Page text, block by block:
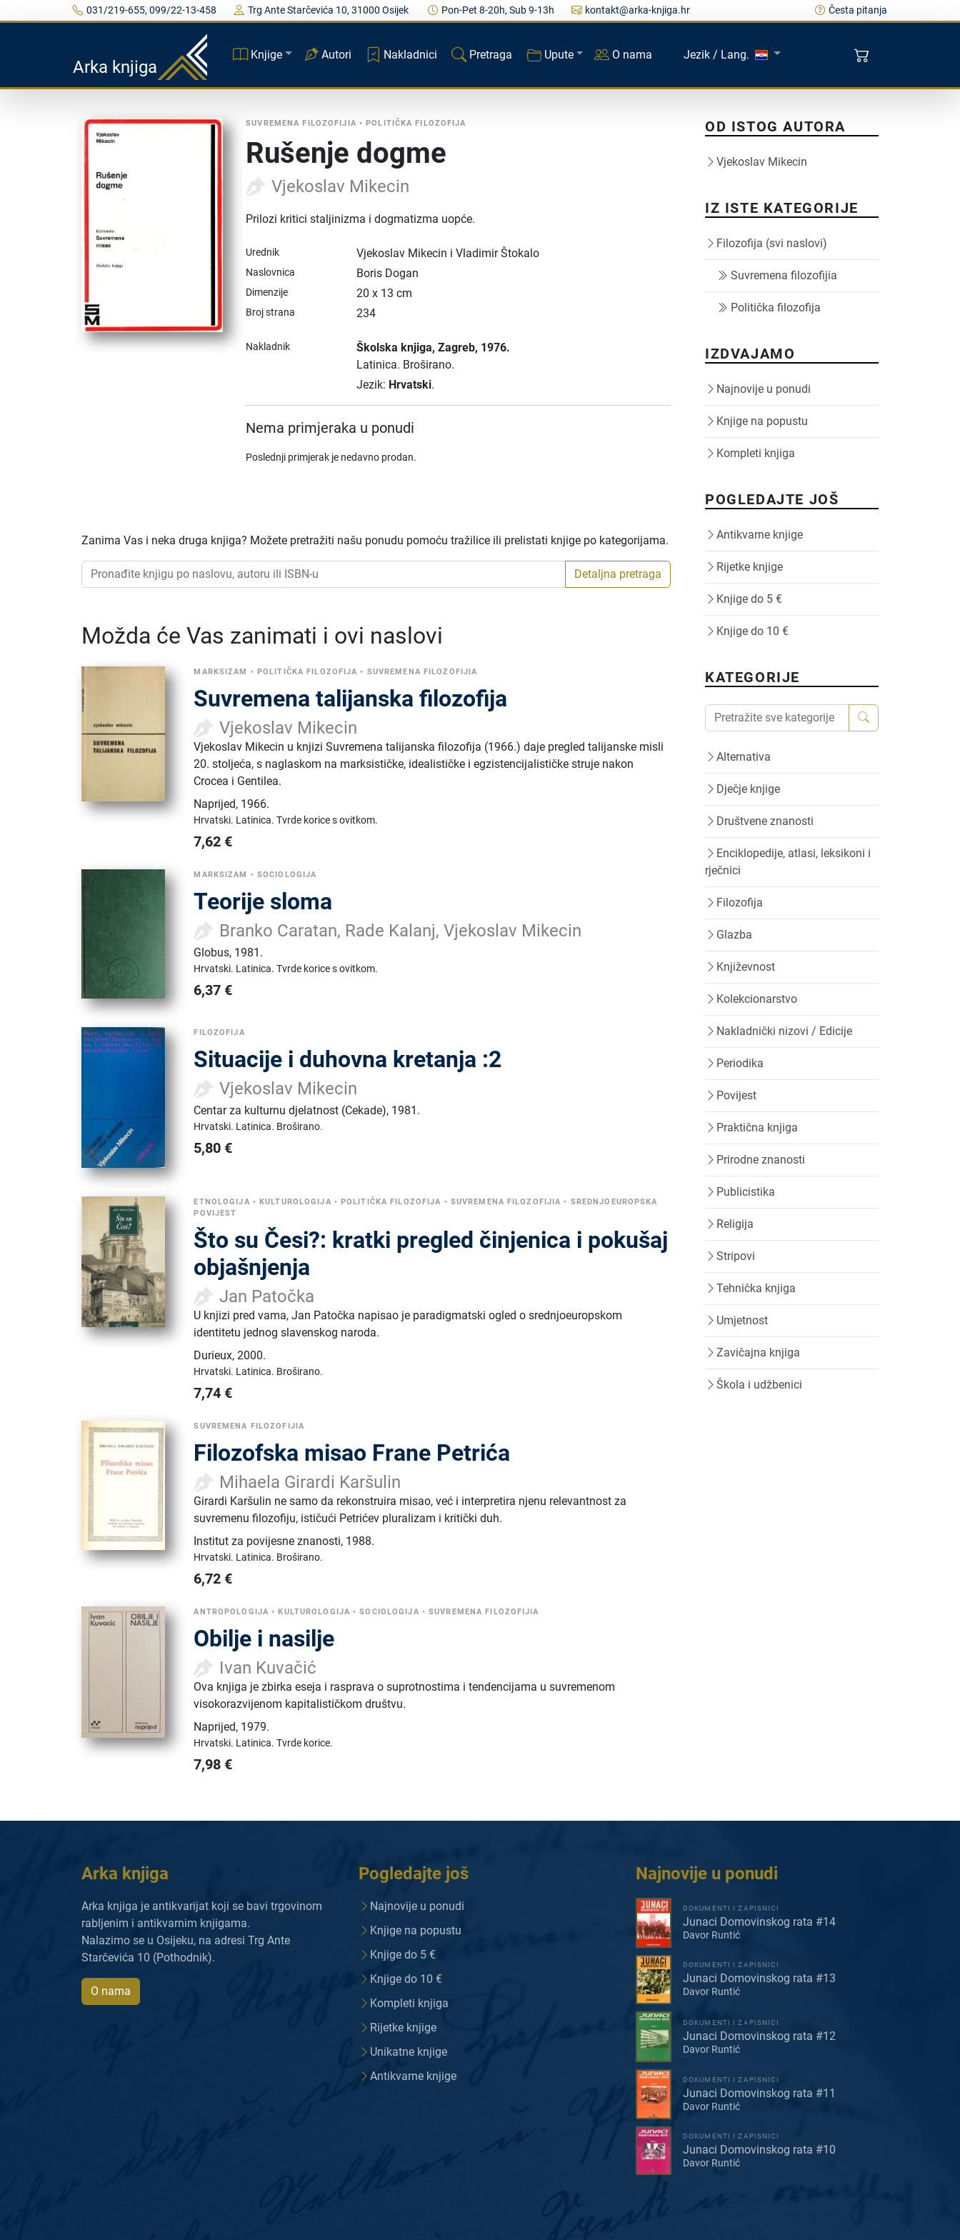
031/219-655, 099/22-13-458 Trg Ante Starčevića 10, 31000 Osijek Pon-Pet 8-20h, Sub 9-13h kontakt@arka-knjiga.hr Česta pitanja
Arka knjiga
Knjige Autori Nakladnici Pretraga Upute O nama Jezik / Lang.
SUVREMENA FILOZOFIJIA •POLITIČKA FILOZOFIJA
Rušenje dogme
Vjekoslav Mikecin
Prilozi kritici staljinizma i dogmatizma uopće.
Urednik Vjekoslav Mikecin i Vladimir Štokalo
Naslovnica Boris Dogan
Dimenzije 20 x 13 cm
Broj strana 234
Nakladnik Školska knjiga, Zagreb, 1976.
Latinica. Broširano.
Jezik: Hrvatski.
Nema primjeraka u ponudi
Poslednji primjerak je nedavno prodan.
Zanima Vas i neka druga knjiga? Možete pretražiti našu ponudu pomoću tražilice ili prelistati knjige po kategorijama.
Detaljna pretraga
Možda će Vas zanimati i ovi naslovi
MARKSIZAM • POLITIČKA FILOZOFIJA • SUVREMENA FILOZOFIJIA
Suvremena talijanska filozofija
Vjekoslav Mikecin
Vjekoslav Mikecin u knjizi Suvremena talijanska filozofija (1966.) daje pregled talijanske misli
20. stoljeća, s naglaskom na marksističke, idealističke i egzistencijalističke struje nakon
Crocea i Gentilea.
Naprijed, 1966.
Hrvatski. Latinica.Tvrde korice s ovitkom.
7,62 €
MARKSIZAM • SOCIOLOGIJA
Teorije sloma
Branko Caratan, Rade Kalanj, Vjekoslav Mikecin
Globus, 1981.
Hrvatski. Latinica.Tvrde korice s ovitkom.
6,37 €
FILOZOFIJA
Situacije i duhovna kretanja :2
Vjekoslav Mikecin
Centar za kulturnu djelatnost (Cekade), 1981.
Hrvatski. Latinica. Broširano.
5,80 €
ETNOLOGIJA •KULTUROLOGIJA • POLITIČKA FILOZOFIJA • SUVREMENA FILOZOFIJIA • SREDNJOEUROPSKA
POVIJEST
Što su Česi?: kratki pregled činjenica i pokušaj
objašnjenja
Jan Patočka
U knjizi pred vama, Jan Patočka napisao je paradigmatski ogled o srednjoeuropskom
identitetu jednog slavenskog naroda.
Durieux,2000.
Hrvatski. Latinica. Broširano.
7,74 €
SUVREMENA FILOZOFIJIA
Filozofska misao Frane Petrića
Mihaela Girardi Karšulin
Girardi Karšulin ne samo da rekonstruira misao, već i interpretira njenu relevantnost za
suvremenu filozofiju, ističući Petrićev pluralizam i kritički duh.
Institut za povijesne znanosti, 1988.
Hrvatski. Latinica. Broširano.
6,72 €
ANTROPOLOGIJA •KULTUROLOGIJA •SOCIOLOGIJA •SUVREMENA FILOZOFIJIA
Obilje i nasilje
Ivan Kuvačić
Ova knjiga je zbirka eseja i rasprava o suprotnostima i tendencijama u suvremenom
visokorazvijenom kapitalističkom društvu.
Naprijed, 1979.
Hrvatski. Latinica.Tvrde korice.
7,98 €
OD ISTOG AUTORA
Vjekoslav Mikecin
IZ ISTE KATEGORIJE
Filozofija (svi naslovi)
Suvremena filozofijia
Politička filozofija
IZDVAJAMO
Najnovije u ponudi
Knjige na popustu
Kompleti knjiga
POGLEDAJTE JOŠ
Antikvarne knjige
Rijetke knjige
Knjige do 5 €
Knjige do 10 €
KATEGORIJE
Alternativa
Dječje knjige
Društvene znanosti
Enciklopedije, atlasi, leksikoni i
rječnici
Filozofija
Glazba
Književnost
Kolekcionarstvo
Nakladnički nizovi / Edicije
Periodika
Povijest
Praktična knjiga
Prirodne znanosti
Publicistika
Religija
Stripovi
Tehnička knjiga
Umjetnost
Zavičajna knjiga
Škola i udžbenici
Arka knjiga
Arka knjiga je antikvarijat koji se bavi trgovinom
rabljenim i antikvarnim knjigama.
Nalazimo se u Osijeku, na adresi Trg Ante
Starčevića 10 (Pothodnik).
O nama
Pogledajte još
Najnovije u ponudi
Knjige na popustu
Knjige do 5 €
Knjige do 10 €
Kompleti knjiga
Rijetke knjige
Unikatne knjige
Antikvarne knjige
Najnovije u ponudi
DOKUMENTI I ZAPISNICI
Junaci Domovinskog rata #14
Davor Runtić
DOKUMENTI I ZAPISNICI
Junaci Domovinskog rata #13
Davor Runtić
DOKUMENTI I ZAPISNICI
Junaci Domovinskog rata #12
Davor Runtić
DOKUMENTI I ZAPISNICI
Junaci Domovinskog rata #11
Davor Runtić
DOKUMENTI I ZAPISNICI
Junaci Domovinskog rata #10
Davor Runtić